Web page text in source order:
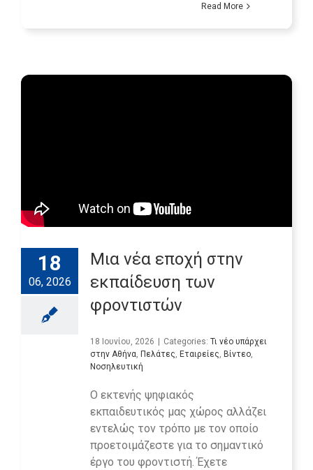
Read More
18
06, 2026
Μια νέα εποχή στην
εκπαίδευση των
φροντιστών
18 Ιουνίου, 2026 Categories: Τι νέο υπάρχει
στην Αθήνα, Πελάτες, Εταιρείες, Βίντεο,
Νοσηλευτική
Ο εκτενής ψηφιακός
εκπαιδευτικός μας χώρος αλλάζει
εντελώς τον τρόπο με τον οποίο
προετοιμάζεστε για το σημαντικό
έργο του φροντιστή. Έχετε